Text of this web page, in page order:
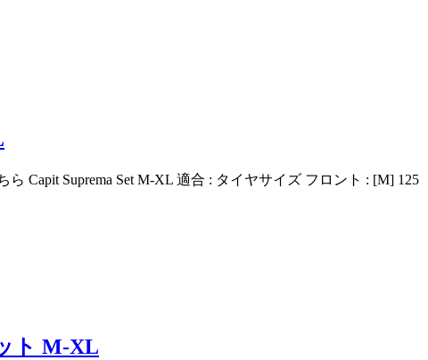
Capit Suprema Set M-XL 適合 : タイヤサイズ フロント : [M] 125
ト M-XL